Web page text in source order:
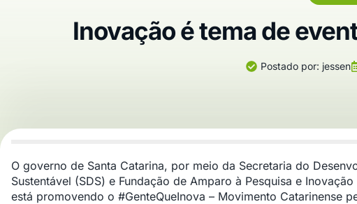
Inovação é tema de
Postado por: jessen
O governo de Santa Catarina, por meio da Secretaria do
Sustentável (SDS) e Fundação de Amparo à Pesquisa e
está promovendo o #GenteQueInova – Movimento Catarinense